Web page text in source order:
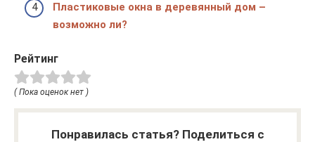
Пластиковые окна в деревянный дом –
возможно ли?
Рейтинг
( Пока оценок нет )
Понравилась статья? Поделиться с